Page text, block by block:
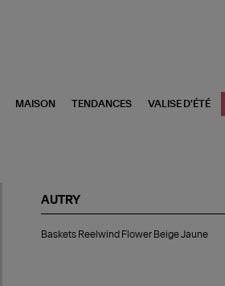
MAISON TENDANCES VALISE D'ÉTÉ
AUTRY
Reelwind
Baskets Reelwind Flower Beige Jaune